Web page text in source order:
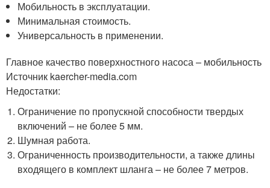
Мобильность в эксплуатации.
Минимальная стоимость.
Универсальность в применении.
Главное качество поверхностного насоса – мобильность
Источник kaercher-media.com
Недостатки:
Ограничение по пропускной способности твердых
включений – не более 5 мм.
Шумная работа.
Ограниченность производительности, а также длины
входящего в комплект шланга – не более 7 метров.